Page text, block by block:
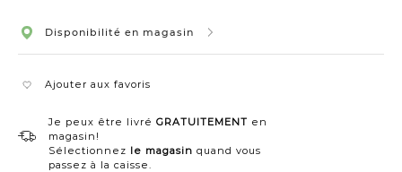
Disponibilité en magasin
Ajouter aux favoris
Je peux être livré GRATUITEMENT en
magasin!
Sélectionnez le magasin quand vous
passez à la caisse.